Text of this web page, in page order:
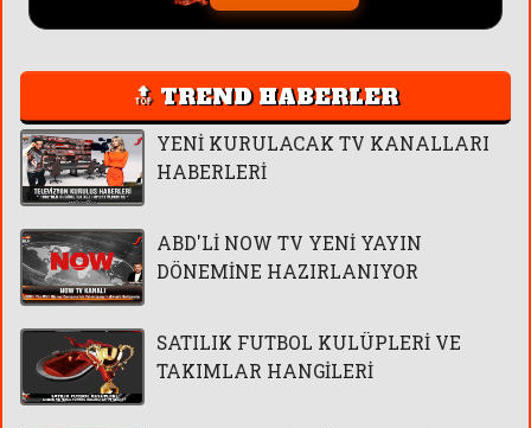
🔝 TREND HABERLER
YENİ KURULACAK TV KANALLARI
HABERLERİ
ABD'Lİ NOW TV YENİ YAYIN
DÖNEMİNE HAZIRLANIYOR
SATILIK FUTBOL KULÜPLERİ VE
TAKIMLAR HANGİLERİ